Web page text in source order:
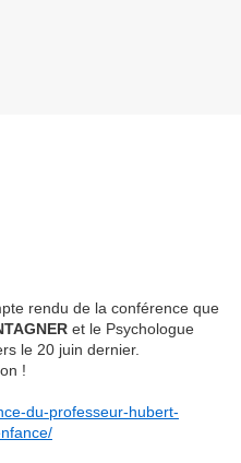
rendu de la conférence que
et le Psychologue
le 20 juin dernier.
!
du-professeur-hubert-